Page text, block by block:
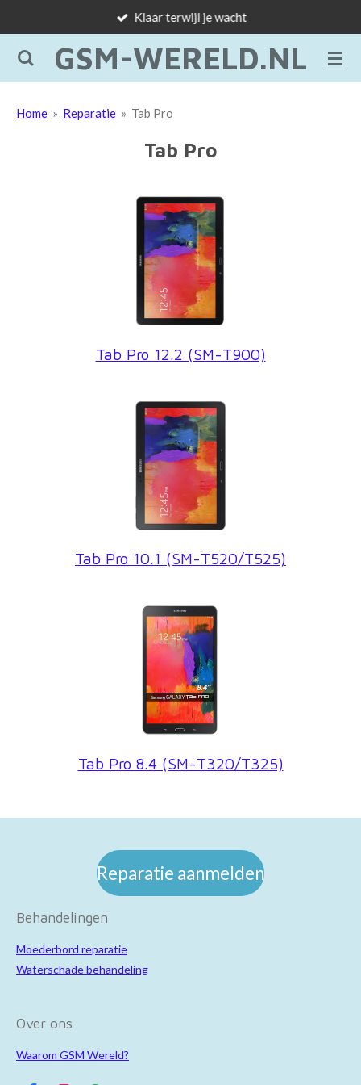
naar
de
GSM-WERELD.NL
Klaar terwijl je wacht
Home » Reparatie » Tab Pro
Tab Pro
Tab Pro 12.2 (SM-T900)
Tab Pro 10.1 (SM-T520/T525)
Tab Pro 8.4 (SM-T320/T325)
Reparatie aanmelden
Behandelingen
Moederbord reparatie
Waterschade behandeling
Over ons
Waarom GSM Wereld?